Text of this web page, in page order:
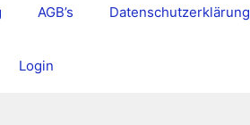
AGB’s Datenschutzerklärung
Login